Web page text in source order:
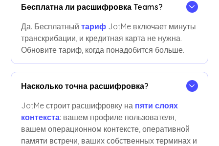
Бесплатна ли расшифровка Teams?
Да. Бесплатныйтариф JotMe включает минуты
транскрибации, и кредитная карта не нужна.
Обновите тариф, когда понадобится больше.
Насколько точна расшифровка?
JotMe строит расшифровку на пяти слоях
контекста: вашем профиле пользователя,
вашем операционном контексте, оперативной
памяти встречи, ваших собственных терминах и